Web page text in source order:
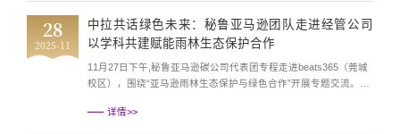
境经济团队建设注入国际化实践动能。会上，秘鲁亚马逊碳...
28
2025-11
中拉共话绿色未来：秘鲁亚马逊团队走进经管公司
以学科共建赋能雨林生态保护合作
11月27日下午,秘鲁亚马逊碳公司代表团专程走进beats365（莞城
校区），围绕“亚马逊雨林生态保护与绿色合作”开展专题交流。此
国际实践案例与学科研究、人才培养紧密结合，为中拉绿色合作注
详情>>